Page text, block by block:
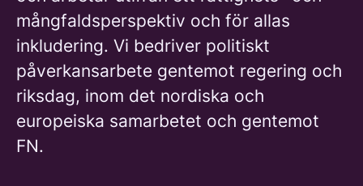
mångfaldsperspektiv och för allas
inkludering. Vi bedriver politiskt
påverkansarbete gentemot regering och
riksdag, inom det nordiska och
europeiska samarbetet och gentemot
FN.